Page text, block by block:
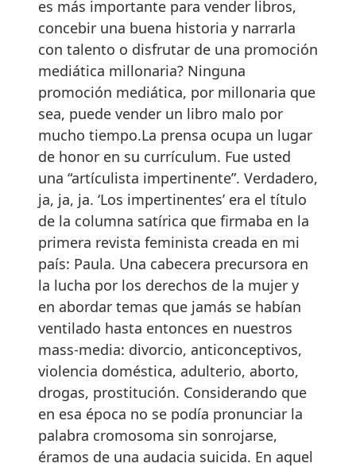
es más importante para vender libros,
concebir una buena historia y narrarla
con talento o disfrutar de una promoción
mediática millonaria? Ninguna
promoción mediática, por millonaria que
sea, puede vender un libro malo por
mucho tiempo.La prensa ocupa un lugar
de honor en su currículum. Fue usted
una “artículista impertinente”. Verdadero,
ja, ja, ja. ‘Los impertinentes’ era el título
de la columna satírica que firmaba en la
primera revista feminista creada en mi
país: Paula. Una cabecera precursora en
la lucha por los derechos de la mujer y
en abordar temas que jamás se habían
ventilado hasta entonces en nuestros
mass-media: divorcio, anticonceptivos,
violencia doméstica, adulterio, aborto,
drogas, prostitución. Considerando que
en esa época no se podía pronunciar la
palabra cromosoma sin sonrojarse,
éramos de una audacia suicida. En aquel